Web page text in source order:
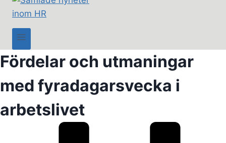
Fördelar och utmaningar
med fyradagarsvecka i
arbetslivet